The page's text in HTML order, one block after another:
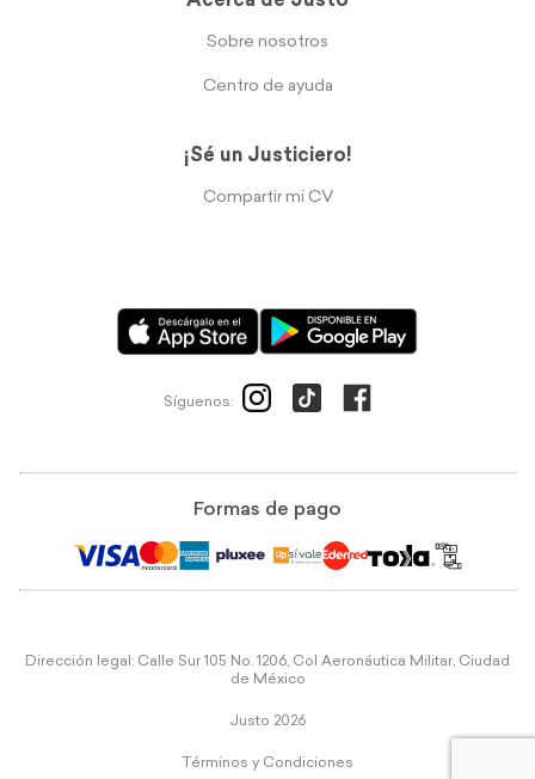
Sobre nosotros
Centro de ayuda
¡Sé un Justiciero!
Compartir mi CV
Síguenos:
Formas de pago
Dirección legal: Calle Sur 105 No. 1206, Col Aeronáutica Militar, Ciudad
de México
Justo 2026
Términos y Condiciones